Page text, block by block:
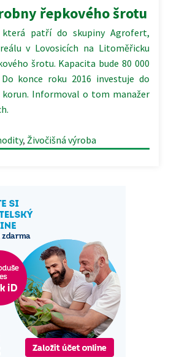
řepkového šrotu
která patří do skupiny Agrofert,
v Lovosicích na Litoměřicku
šrotu. Kapacita bude 80 000
konce roku 2016 investuje do
Informoval o tom manažer
, Živočišná výroba